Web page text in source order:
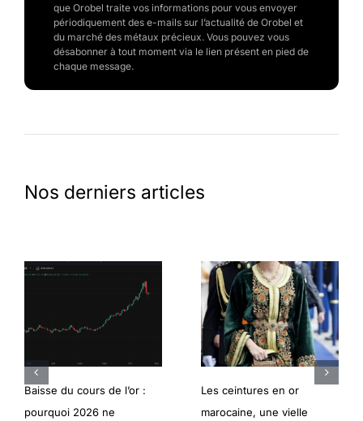
que Orobel traite vos informations pour vous envoyer
périodiquement des e-mails sur l’actualité de Orobel et
du marché des métaux précieux. Vous pouvez vous
désabonner à tout moment via le lien présent en pied de
chaque message.
Nos derniers articles
Baisse du cours de l’or :
pourquoi 2026 ne
Les ceintures en or
marocaine, une vielle